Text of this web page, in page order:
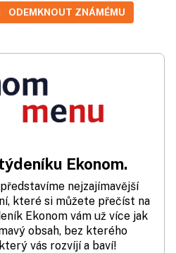
ODEMKNOUT ZNÁMÉMU
Ekonom.
nejzajímavější
které si můžete přečíst na
Ekonom vám už více jak
obsah, bez kterého
vás rozvíjí a baví!